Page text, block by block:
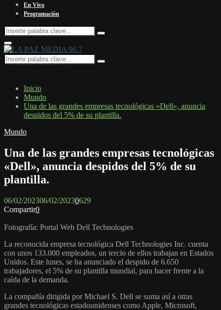
En Vivo
Programación
Search
for:
Search
Facebook
Twitter
Instagram
Youtube
Email
Twitch
Whatsapp
Primary
Menu
Search
for:
Search
Inicio
Mundo
Una de las grandes empresas tecnológicas «Dell», anuncia
despidos del 5% de su plantilla.
Mundo
Una de las grandes empresas tecnológicas
«Dell», anuncia despidos del 5% de su
plantilla.
06/02/202306/02/20230629
Compartir0
Fotografía: Portal Web Dell Technologies
La reconocida empresa tecnológica Dell Technologies Inc. cuenta
con unos 133.000 empleados, un tercio de ellos trabajan en Estados
Unidos. Este lunes, se ha anunciado el despido de 6.650
trabajadores, el 5% de su plantilla mundial, para hacer frente a la
caída de la demanda.
La compañía dirigida por Michael S. Dell se suma así a otras
grandes tecnológicas estadounidenses como Apple, Microsoft,